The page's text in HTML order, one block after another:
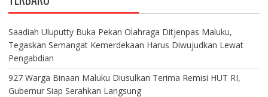
Saadiah Uluputty Buka Pekan Olahraga Ditjenpas Maluku,
Tegaskan Semangat Kemerdekaan Harus Diwujudkan Lewat
Pengabdian
927 Warga Binaan Maluku Diusulkan Terima Remisi HUT RI,
Gubernur Siap Serahkan Langsung